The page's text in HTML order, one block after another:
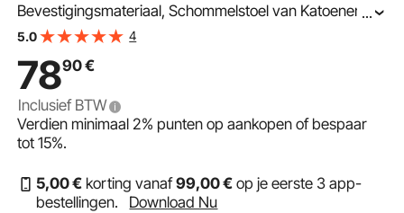
Bevestigingsmateriaal, Schommelstoel van Katoenen
Touw voor Slaapkamer, Balkon, Terras, Tuin,
...
5.0 4
7890€
Inclusief BTW
Verdien minimaal2% punten op aankopen of bespaar
tot15%.
5,00€ korting vanaf99,00€ op je eerste 3 app-
bestellingen.
Download Nu